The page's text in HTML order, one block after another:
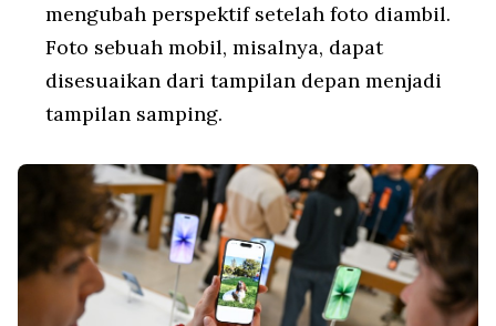
mengubah perspektif setelah foto diambil.
Foto sebuah mobil, misalnya, dapat
disesuaikan dari tampilan depan menjadi
tampilan samping.